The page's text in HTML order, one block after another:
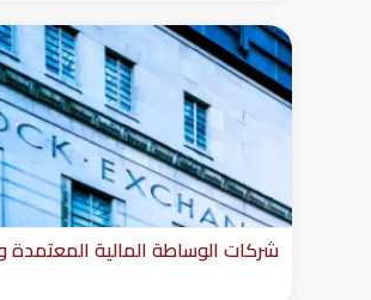
شركات الوساطة المالية